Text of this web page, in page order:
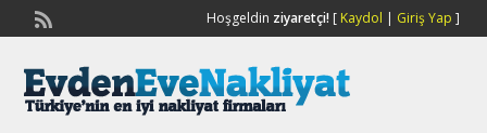
Hoşgeldin ziyaretçi![ Kaydol | Giriş Yap ]